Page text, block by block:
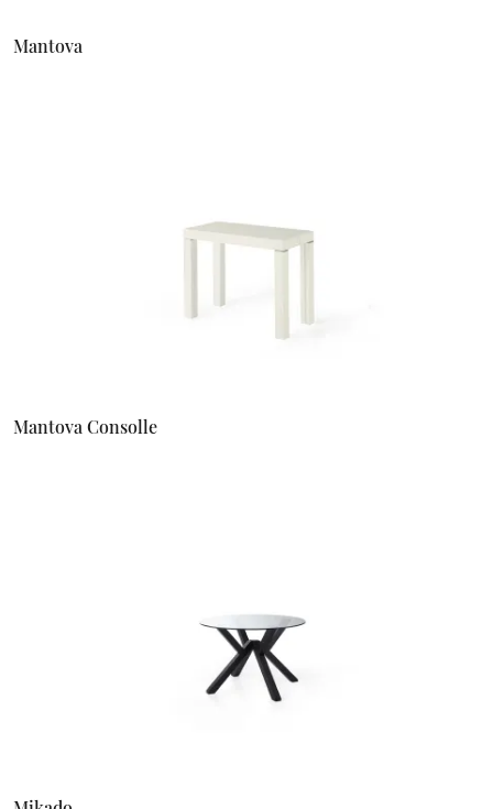
Mantova
Mantova Consolle